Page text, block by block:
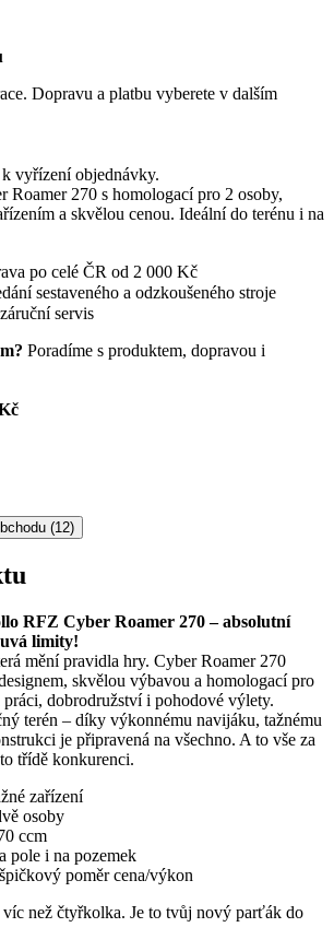
Dopravu a platbu vyberete v dalším
vyřízení objednávky.
Roamer 270 s homologací pro 2 osoby,
a skvělou cenou. Ideální do terénu i na
po celé ČR od 2 000 Kč
sestaveného a odzkoušeného stroje
servis
Poradíme s produktem, dopravou i
(12)
RFZ Cyber Roamer 270 – absolutní
limity!
mění pravidla hry. Cyber Roamer 270
skvělou výbavou a homologací pro
dobrodružství i pohodové výlety.
terén – díky výkonnému navijáku, tažnému
je připravená na všechno. A to vše za
třídě konkurenci.
zařízení
osoby
ccm
pole i na pozemek
poměr cena/výkon
než čtyřkolka. Je to tvůj nový parťák do